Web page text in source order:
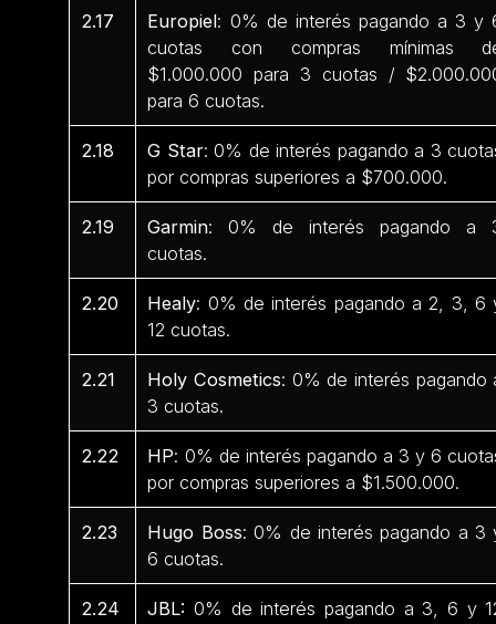
2.17 Europiel: 0% de interés pagando a 3 y
cuotas con compras mínimas
$1.000.000 para 3 cuotas /
para 6 cuotas.
2.18 G Star: 0% de interés pagando a 3
por compras superiores a $700.000.
2.19 Garmin: 0% de interés pagando a
cuotas.
2.20 Healy: 0% de interés pagando a 2, 3, 6
12 cuotas.
2.21 Holy Cosmetics: 0% de interés pagando
3 cuotas.
2.22 HP: 0% de interés pagando a 3 y 6
por compras superiores a $1.500.000.
2.23 Hugo Boss: 0% de interés pagando a 3
6 cuotas.
2.24 JBL: 0% de interés pagando a 3, 6 y